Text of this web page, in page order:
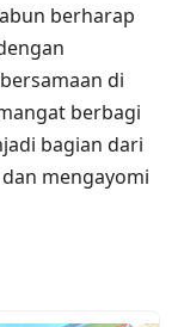
berharap
di
berbagi
bagian dari
mengayomi